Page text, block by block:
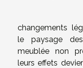
changements
le paysage
meublée non
leurs effets